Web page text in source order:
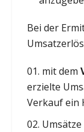
Bei der
mit dem
erzielte
Verkauf ein